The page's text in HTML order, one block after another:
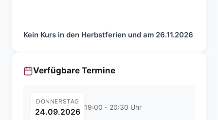
Kein Kurs in den Herbstferien und am 26.11.2026
Verfügbare Termine
DONNERSTAG
24.09.2026 19:00 - 20:30 Uhr